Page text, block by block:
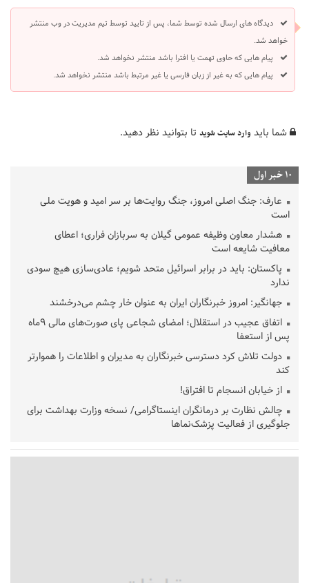
دیدگاه های ارسال شده توسط شما، پس از تایید توسط تیم مدیریت در وب منتشر
خواهد شد.
پیام هایی که حاوی تهمت یا افترا باشد منتشر نخواهد شد.
پیام هایی که به غیر از زبان فارسی یا غیر مرتبط باشد منتشر نخواهد شد.
شما باید وارد سایت شوید تا بتوانید نظر دهید.
10 خبر اول
عارف: جنگ اصلی امروز، جنگ روایت‌ها بر سر امید و هویت ملی
است
هشدار معاون وظیفه عمومی گیلان به سربازان فراری؛ اعطای
معافیت شایعه است
پاکستان: باید در برابر اسرائیل متحد شویم؛ عادی‌سازی هیچ سودی
ندارد
جهانگیر: امروز خبرنگاران ایران به عنوان خار چشم می‌درخشند
اتفاق عجیب در استقلال؛ امضای شجاعی پای صورت‌های مالی ٩ماه
پس از استعفا
دولت تلاش کرد دسترسی خبرنگاران به مدیران و اطلاعات را هموارتر
کند
از خیابان انسجام تا افتراق!
چالش نظارت بر درمانگران اینستاگرامی/ نسخه وزارت بهداشت برای
جلوگیری از فعالیت پزشک‌نماها